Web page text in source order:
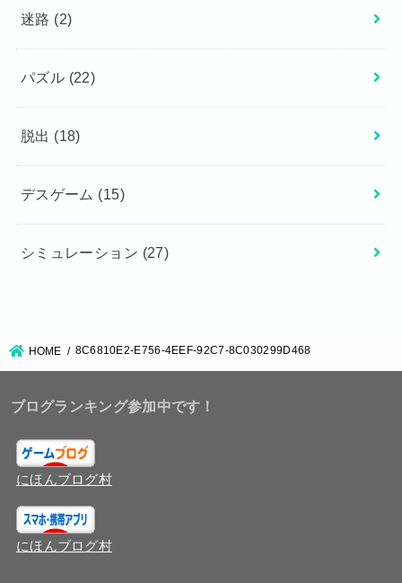
迷路 (2)
パズル (22)
脱出 (18)
デスゲーム (15)
シミュレーション (27)
HOME 8C6810E2-E756-4EEF-92C7-8C030299D468
ブログランキング参加中です！
にほんブログ村
にほんブログ村